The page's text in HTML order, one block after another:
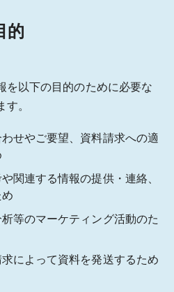
的
を以下の目的のために必要な
。
せやご要望、資料請求への適
関連する情報の提供・連絡、
等のマーケティング活動のた
によって資料を発送するため